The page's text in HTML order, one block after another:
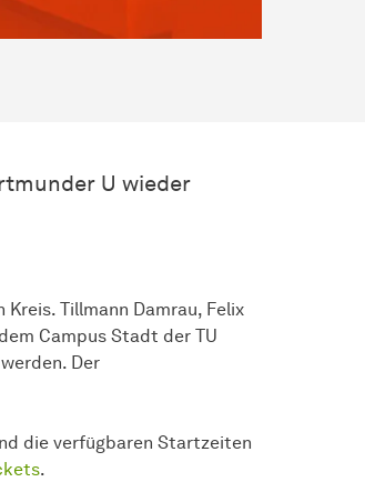
U wieder
Tillmann Damrau, Felix
Campus Stadt der TU
Der
die verfügbaren Startzeiten
.